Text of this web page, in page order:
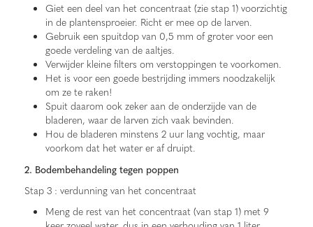
Giet een deel van het concentraat (zie stap 1) voorzichtig
in de plantensproeier. Richt er mee op de larven.
Gebruik een spuitdop van 0,5 mm of groter voor een
goede verdeling van de aaltjes.
Verwijder kleine filters om verstoppingen te voorkomen.
Het is voor een goede bestrijding immers noodzakelijk
om ze te raken!
Spuit daarom ook zeker aan de onderzijde van de
bladeren, waar de larven zich vaak bevinden.
Hou de bladeren minstens 2 uur lang vochtig, maar
voorkom dat het water er af druipt.
2. Bodembehandeling tegen poppen
Stap 3 : verdunning van het concentraat
Meng de rest van het concentraat (van stap 1) met 9